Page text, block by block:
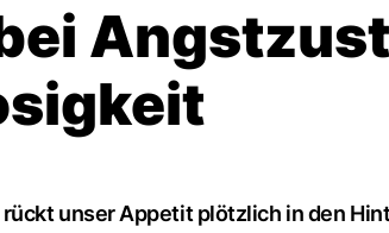
unser Appetit plötzlich in den